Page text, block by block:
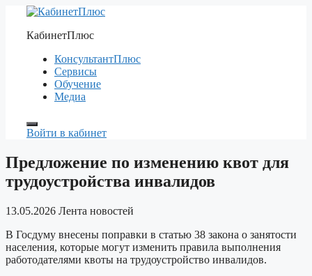
Перейти
содержимому
КабинетПлюс
КонсультантПлюс
Сервисы
Обучение
Медиа
Войти в кабинет
Предложение по изменению квот для
трудоустройства инвалидов
13.05.2026 Лента новостей
В Госдуму внесены поправки в статью 38 закона о занятости
населения, которые могут изменить правила выполнения
работодателями квоты на трудоустройство инвалидов.